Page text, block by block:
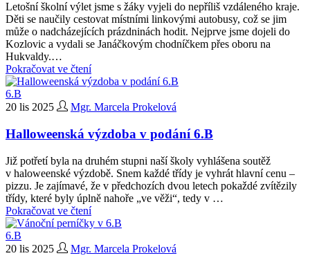
Letošní školní výlet jsme s žáky vyjeli do nepříliš vzdáleného kraje.
Děti se naučily cestovat místními linkovými autobusy, což se jim
může o nadcházejících prázdninách hodit. Nejprve jsme dojeli do
Kozlovic a vydali se Janáčkovým chodníčkem přes oboru na
Hukvaldy.…
Pokračovat ve čtení
6.B
20 lis 2025
Mgr. Marcela Prokelová
Halloweenská výzdoba v podání 6.B
Již potřetí byla na druhém stupni naší školy vyhlášena soutěž
v haloweenské výzdobě. Snem každé třídy je vyhrát hlavní cenu –
pizzu. Je zajímavé, že v předchozích dvou letech pokaždé zvítězily
třídy, které byly úplně nahoře „ve věži“, tedy v …
Pokračovat ve čtení
6.B
20 lis 2025
Mgr. Marcela Prokelová